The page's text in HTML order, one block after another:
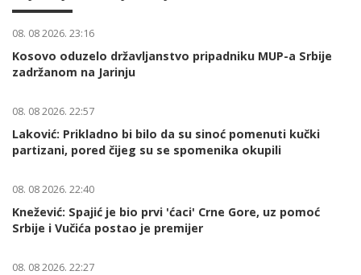
08. 08 2026. 23:16
Kosovo oduzelo državljanstvo pripadniku MUP-a Srbije
zadržanom na Jarinju
08. 08 2026. 22:57
Laković: Prikladno bi bilo da su sinoć pomenuti kučki
partizani, pored čijeg su se spomenika okupili
08. 08 2026. 22:40
Knežević: Spajić je bio prvi 'ćaci' Crne Gore, uz pomoć
Srbije i Vučića postao je premijer
08. 08 2026. 22:27